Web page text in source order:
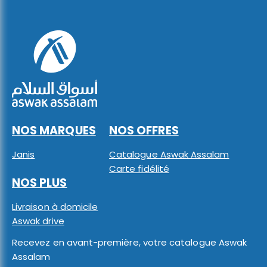
NOS MARQUES
Janis
NOS OFFRES
Catalogue Aswak Assalam
Carte fidélité
NOS PLUS
Livraison à domicile
Aswak drive
Recevez en avant-première, votre catalogue Aswak
Assalam